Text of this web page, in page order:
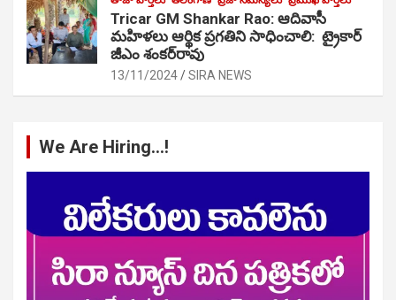
Tricar GM Shankar Rao: ఆదివాసీ
మహిళలు ఆర్థిక ప్రగతిని సాధించాలి: ట్రైకార్
జీఎం శంకర్‌రావు
13/11/2024 SIRA NEWS
We Are Hiring…!